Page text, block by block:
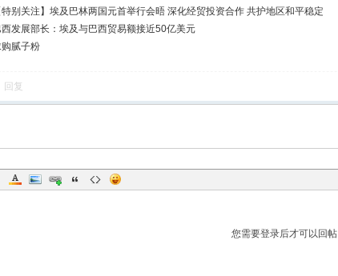
特别关注】埃及巴林两国元首举行会晤 深化经贸投资合作 共护地区和平稳定
西发展部长：埃及与巴西贸易额接近50亿美元
腻子粉
回复
您需要登录后才可以回帖